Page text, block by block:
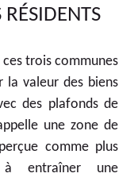
RÉSIDENTS
trois communes
la valeur des biens
des plafonds de
une zone de
comme plus
entraîner une